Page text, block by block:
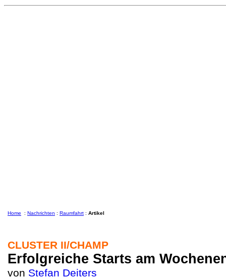
Home : Nachrichten : Raumfahrt : Artikel
CLUSTER II/CHAMP
Erfolgreiche Starts am
von Stefan Deiters